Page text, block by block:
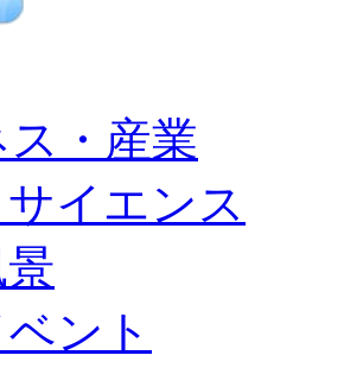
ス・産業
イエンス
ント